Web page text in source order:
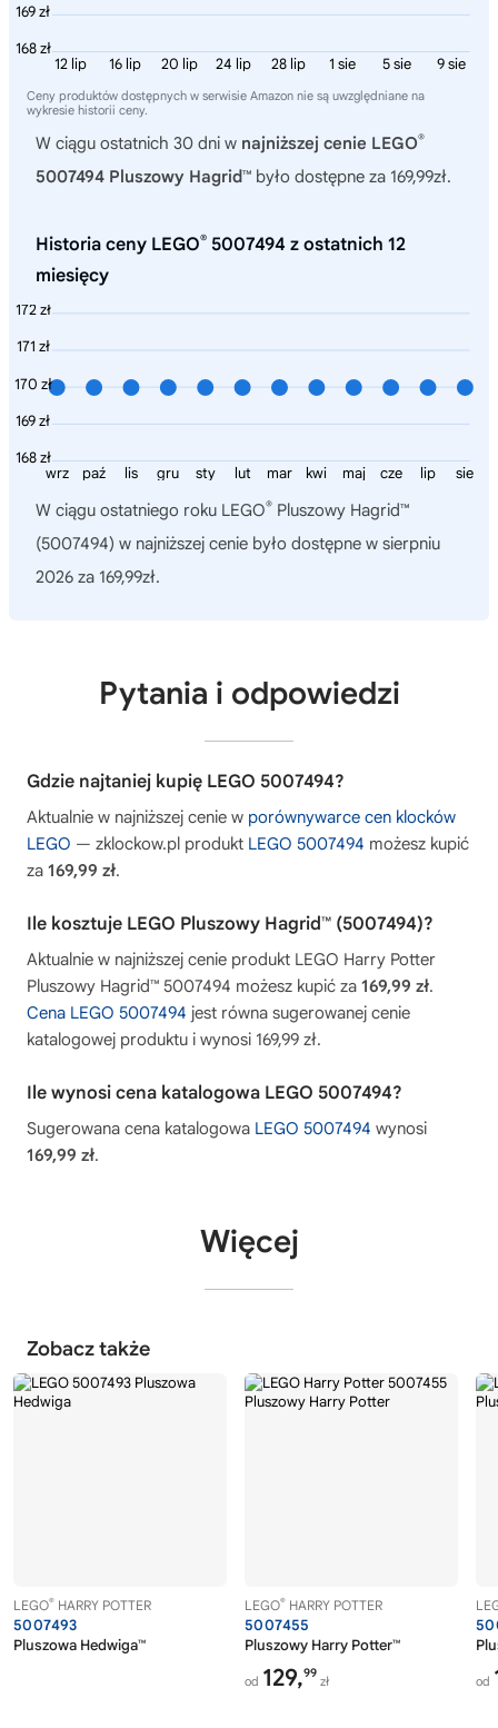
169 zł
168 zł
9 sie
5 sie
1 sie
28 lip
24 lip
20 lip
16 lip
12 lip
Ceny produktów dostępnych w serwisie Amazon nie są uwzględniane na
wykresie historii ceny.
W ciągu ostatnich 30 dni w najniższej cenie LEGO®
5007494 Pluszowy Hagrid™ było dostępne za 169,99zł.
Historia ceny LEGO® 5007494 z ostatnich 12
miesięcy
172 zł
171 zł
170 zł
169 zł
168 zł
sie
lip
cze
maj
kwi
mar
lut
sty
gru
lis
paź
wrz
W ciągu ostatniego roku LEGO® Pluszowy Hagrid™
(5007494) w najniższej cenie było dostępne w sierpniu
2026 za 169,99zł.
Pytania i odpowiedzi
Gdzie najtaniej kupię LEGO 5007494?
Aktualnie w najniższej cenie w porównywarce cen klocków
LEGO — zklockow.pl produkt LEGO 5007494 możesz kupić
za 169,99 zł.
Ile kosztuje LEGO Pluszowy Hagrid™ (5007494)?
Aktualnie w najniższej cenie produkt LEGO Harry Potter
Pluszowy Hagrid™ 5007494 możesz kupić za 169,99 zł.
Cena LEGO 5007494 jest równa sugerowanej cenie
katalogowej produktu i wynosi 169,99 zł.
Ile wynosi cena katalogowa LEGO 5007494?
Sugerowana cena katalogowa LEGO 5007494 wynosi
169,99 zł.
Więcej
Zobacz także
LEGO® HARRY POTTER
5007493
Pluszowa Hedwiga™
LEGO® HARRY POTTER
5007455
Pluszowy Harry Potter™
od 129,99
zł od